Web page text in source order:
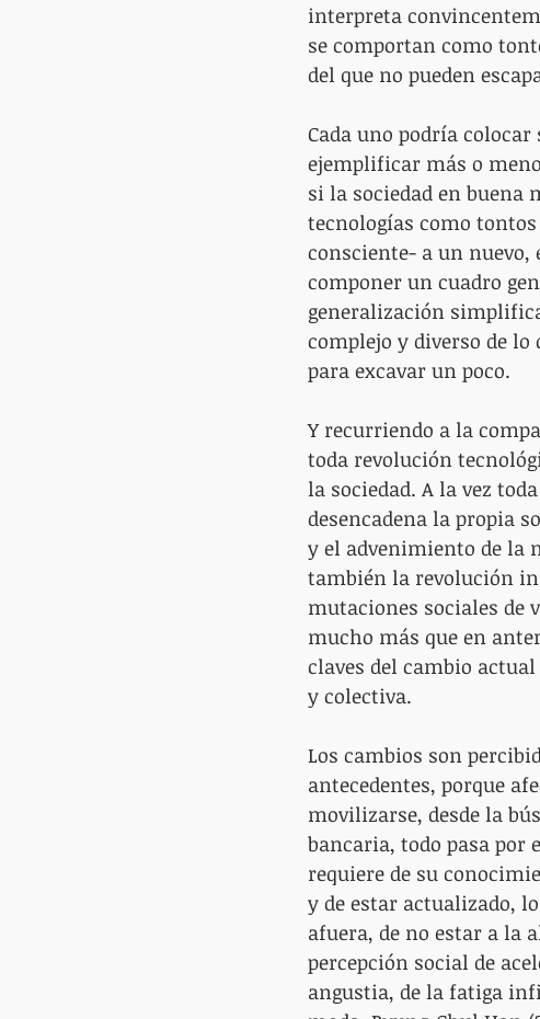
interpreta
se comportan como
del que no pueden
Cada uno podría
ejemplificar más o
si la sociedad en buena
tecnologías como
consciente- a un
componer un cuadro
generalización
complejo y diverso de
para excavar un poco.
Y recurriendo a la
toda revolución
la sociedad. A la vez
desencadena la propia
y el advenimiento de la
también la revolución
mutaciones sociales de
mucho más que en
claves del cambio
y colectiva.
Los cambios son
antecedentes, porque
movilizarse, desde la
bancaria, todo pasa por
requiere de su
y de estar actualizado,
afuera, de no estar a la
percepción social de
angustia, de la fatiga